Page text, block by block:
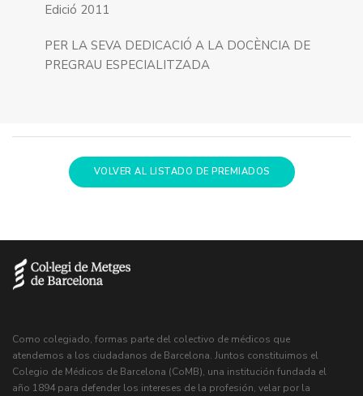
Edició 2011
PER LA SEVA DEDICACIÓ A LA DOCÈNCIA DE
PREGRAU ESPECIALITZADA
VOLVER AL LISTADO DE PREMIADOS
Como colegiado, formas parte del colectivo de médicos que
atendemos a los ciudadanos de Barcelona. Juntos constituimos el
Colegio de Médicos de Barcelona (CoMB), una institución fundada el
año 1894 para defender los intereses de la profesión, velar por la